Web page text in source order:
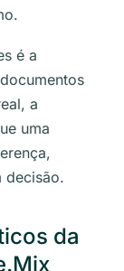
é a
a
uma
decisão.
da